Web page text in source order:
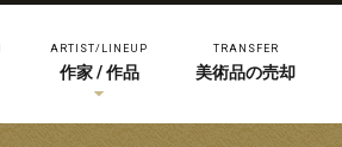
ARTIST/LINEUP
作家 / 作品
TRANSFER
美術品の売却